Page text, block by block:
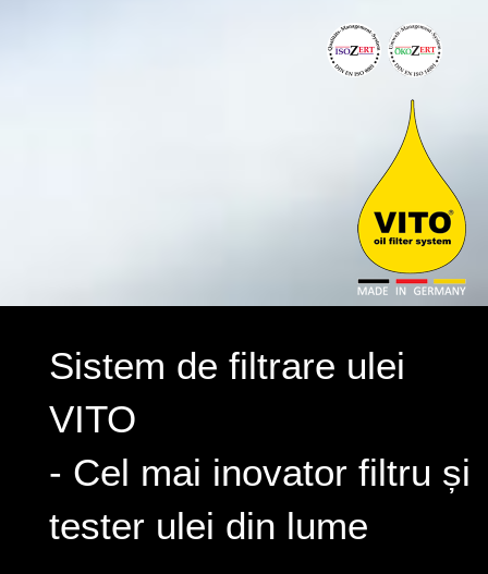
Sistem de filtrare ulei
VITO
- Cel mai inovator filtru și
tester ulei din lume